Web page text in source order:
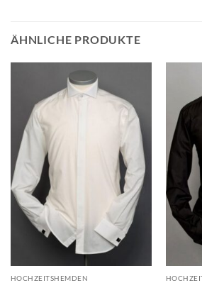
ÄHNLICHE PRODUKTE
HOCHZEITSHEMDEN